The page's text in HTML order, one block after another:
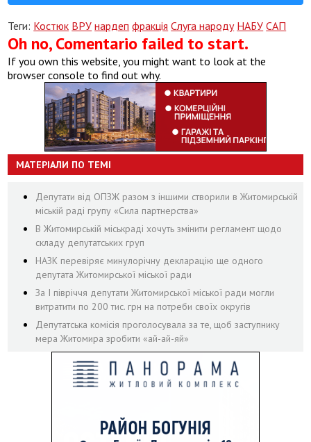
Теги: Костюк ВРУ нардеп фракція Слуга народу НАБУ САП
Oh no, Comentario failed to start.
If you own this website, you might want to look at the
browser console to find out why.
МАТЕРІАЛИ ПО ТЕМІ
Депутати від ОПЗЖ разом з іншими створили в Житомирській
міській раді групу «Сила партнерства»
В Житомирській міськраді хочуть змінити регламент щодо
складу депутатських груп
НАЗК перевіряє минулорічну декларацію ще одного
депутата Житомирської міської ради
За І півріччя депутати Житомирської міської ради могли
витратити по 200 тис. грн на потреби своїх округів
Депутатська комісія проголосувала за те, щоб заступнику
мера Житомира зробити «ай-ай-яй»